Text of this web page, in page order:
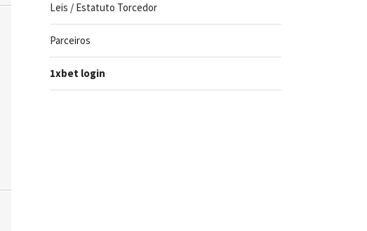
Leis / Estatuto Torcedor
Parceiros
1xbet login